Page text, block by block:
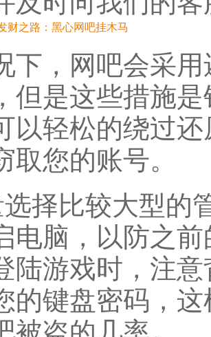
财之路：黑心网吧挂木马
下，网吧会采
但是这些措施
以轻松的绕过
取您的账号。
择比较大型的
电脑，以防之
陆游戏时，注
的键盘密码，